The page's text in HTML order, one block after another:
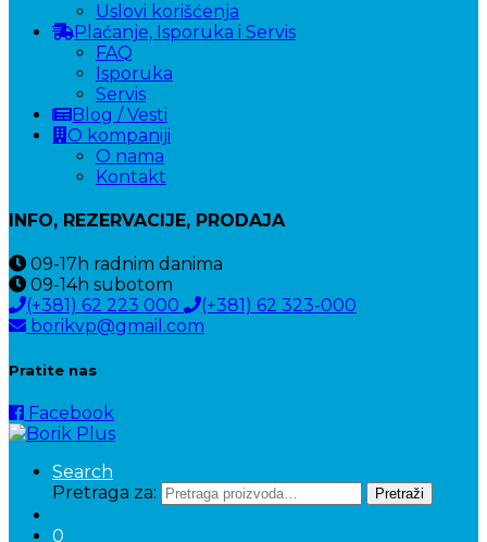
Uslovi korišćenja
Plaćanje, Isporuka i Servis
FAQ
Isporuka
Servis
Blog / Vesti
O kompaniji
O nama
Kontakt
INFO, REZERVACIJE, PRODAJA
09-17h radnim danima
09-14h subotom
(+381) 62 223 000
(+381) 62 323-000
borikvp@gmail.com
Pratite nas
Facebook
Search
Pretraga za:
Pretraži
0